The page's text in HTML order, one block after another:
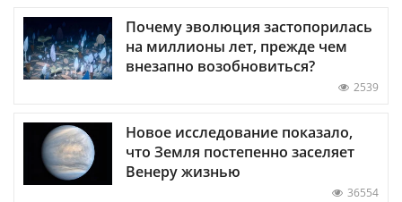
Почему эволюция застопорилась
на миллионы лет, прежде чем
внезапно возобновиться?
2539
Новое исследование показало,
что Земля постепенно заселяет
Венеру жизнью
36554